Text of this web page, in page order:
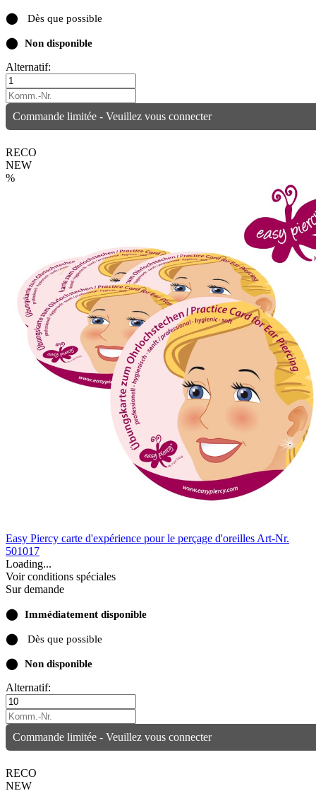
⬤ Dès que possible
⬤ Non disponible
Alternatif:
Commande limitée - Veuillez vous connecter
RECO
NEW
%
Easy Piercy carte d'expérience pour le perçage d'oreilles Art-Nr.
501017
Loading...
Voir conditions spéciales
Sur demande
⬤ Immédiatement disponible
⬤ Dès que possible
⬤ Non disponible
Alternatif:
Commande limitée - Veuillez vous connecter
RECO
NEW